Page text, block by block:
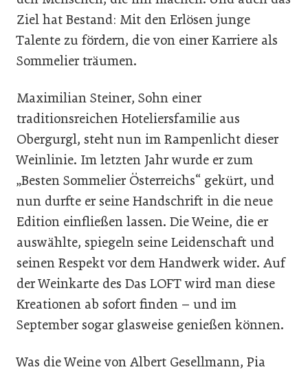
Ziel hat Bestand: Mit den Erlösen junge
Talente zu fördern, die von einer Karriere als
Sommelier träumen.
Maximilian Steiner, Sohn einer
traditionsreichen Hoteliersfamilie aus
Obergurgl, steht nun im Rampenlicht dieser
Weinlinie. Im letzten Jahr wurde er zum
„Besten Sommelier Österreichs“ gekürt, und
nun durfte er seine Handschrift in die neue
Edition einfließen lassen. Die Weine, die er
auswählte, spiegeln seine Leidenschaft und
seinen Respekt vor dem Handwerk wider. Auf
der Weinkarte des Das LOFT wird man diese
Kreationen ab sofort finden – und im
September sogar glasweise genießen können.
Was die Weine von Albert Gesellmann, Pia